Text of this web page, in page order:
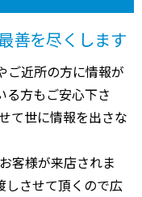
善を尽くします
ご近所の方に情報が
方もご安心下さ
て世に情報を出さな
客様が来店されま
しさせて頂くので広